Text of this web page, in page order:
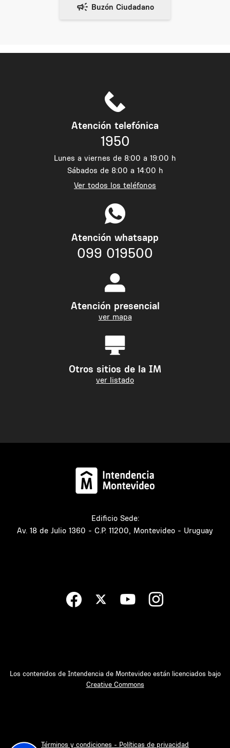
Atención telefónica
1950
Lunes a viernes de 8:00 a 19:00 h
Sábados de 8:00 a 14:00 h
Ver todos los teléfonos
Atención whatsapp
099 019500
Atención presencial
ver mapa
Otros sitios de la IM
ver listado
Edificio Sede:
Av. 18 de Julio 1360 - C.P. 11200, Montevideo - Uruguay
Los contenidos de Intendencia de Montevideo están licenciados bajo
Creative Commons
Términos y condiciones - Políticas de privacidad